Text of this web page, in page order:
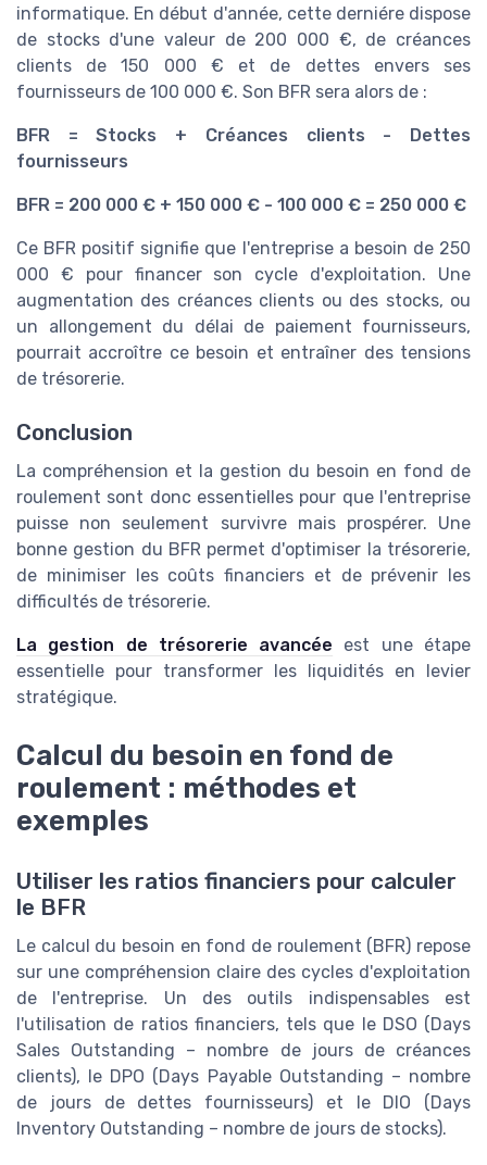
informatique. En début d'année, cette derniére dispose
de stocks d'une valeur de 200 000 €, de créances
clients de 150 000 € et de dettes envers ses
fournisseurs de 100 000 €. Son BFR sera alors de :
BFR = Stocks + Créances clients - Dettes
fournisseurs
BFR = 200 000 € + 150 000 € - 100 000 € = 250 000 €
Ce BFR positif signifie que l'entreprise a besoin de 250
000 € pour financer son cycle d'exploitation. Une
augmentation des créances clients ou des stocks, ou
un allongement du délai de paiement fournisseurs,
pourrait accroître ce besoin et entraîner des tensions
de trésorerie.
Conclusion
La compréhension et la gestion du besoin en fond de
roulement sont donc essentielles pour que l'entreprise
puisse non seulement survivre mais prospérer. Une
bonne gestion du BFR permet d'optimiser la trésorerie,
de minimiser les coûts financiers et de prévenir les
difficultés de trésorerie.
La gestion de trésorerie avancée est une étape
essentielle pour transformer les liquidités en levier
stratégique.
Calcul du besoin en fond de
roulement : méthodes et
exemples
Utiliser les ratios financiers pour calculer
le BFR
Le calcul du besoin en fond de roulement (BFR) repose
sur une compréhension claire des cycles d'exploitation
de l'entreprise. Un des outils indispensables est
l'utilisation de ratios financiers, tels que le DSO (Days
Sales Outstanding – nombre de jours de créances
clients), le DPO (Days Payable Outstanding – nombre
de jours de dettes fournisseurs) et le DIO (Days
Inventory Outstanding – nombre de jours de stocks).